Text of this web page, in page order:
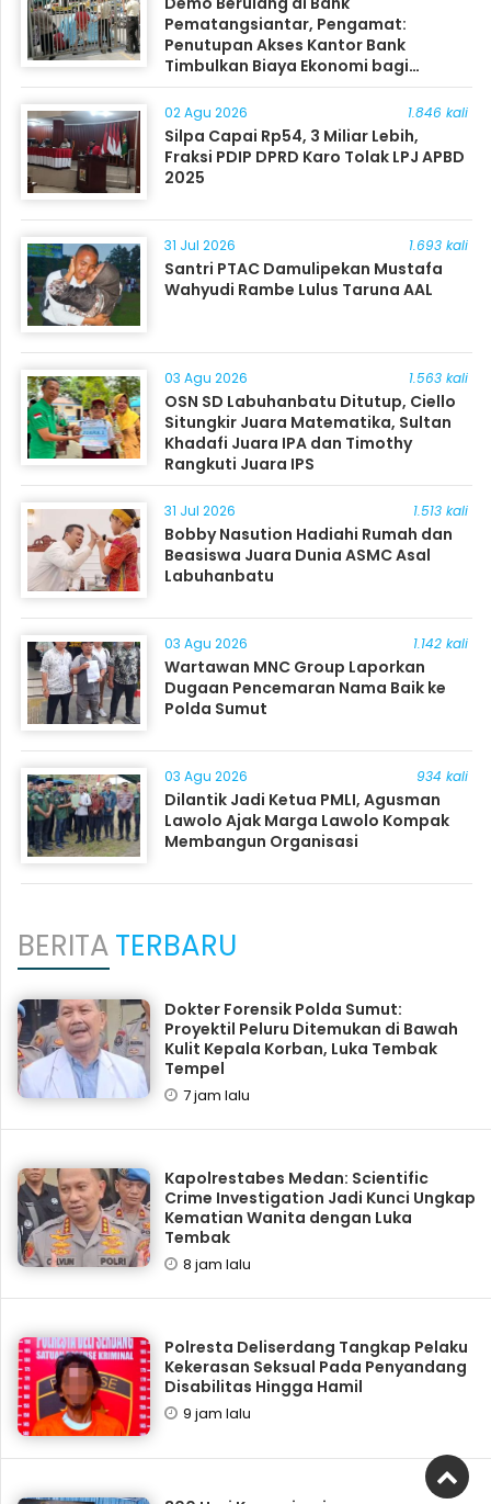
Pematangsiantar, Pengamat:
Penutupan Akses Kantor Bank
Timbulkan Biaya Ekonomi bagi
Masyarakat
02 Agu 2026 1.846 kali
Silpa Capai Rp54, 3 Miliar Lebih,
Fraksi PDIP DPRD Karo Tolak LPJ APBD
2025
31 Jul 2026 1.693 kali
Santri PTAC Damulipekan Mustafa
Wahyudi Rambe Lulus Taruna AAL
03 Agu 2026 1.563 kali
OSN SD Labuhanbatu Ditutup, Ciello
Situngkir Juara Matematika, Sultan
Khadafi Juara IPA dan Timothy
Rangkuti Juara IPS
31 Jul 2026 1.513 kali
Bobby Nasution Hadiahi Rumah dan
Beasiswa Juara Dunia ASMC Asal
Labuhanbatu
03 Agu 2026 1.142 kali
Wartawan MNC Group Laporkan
Dugaan Pencemaran Nama Baik ke
Polda Sumut
03 Agu 2026 934 kali
Dilantik Jadi Ketua PMLI, Agusman
Lawolo Ajak Marga Lawolo Kompak
Membangun Organisasi
BERITATERBARU
Dokter Forensik Polda Sumut:
Proyektil Peluru Ditemukan di Bawah
Kulit Kepala Korban, Luka Tembak
Tempel
7 jam lalu
Kapolrestabes Medan: Scientific
Crime Investigation Jadi Kunci Ungkap
Kematian Wanita dengan Luka
Tembak
8 jam lalu
Polresta Deliserdang Tangkap Pelaku
Kekerasan Seksual Pada Penyandang
Disabilitas Hingga Hamil
9 jam lalu